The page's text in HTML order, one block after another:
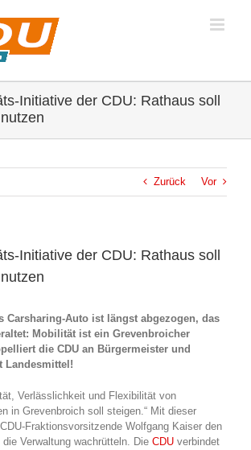
Initiative der CDU: Rathaus soll
Zurück Vor
Initiative der CDU: Rathaus soll
Carsharing-Auto ist längst abgezogen, das
Mobilität ist ein Grevenbroicher
die CDU an Bürgermeister und
Landesmittel!
Verlässlichkeit und Flexibilität von
in Grevenbroich soll steigen.“ Mit dieser
Fraktionsvorsitzende Wolfgang Kaiser den
die Verwaltung wachrütteln. Die CDU verbindet